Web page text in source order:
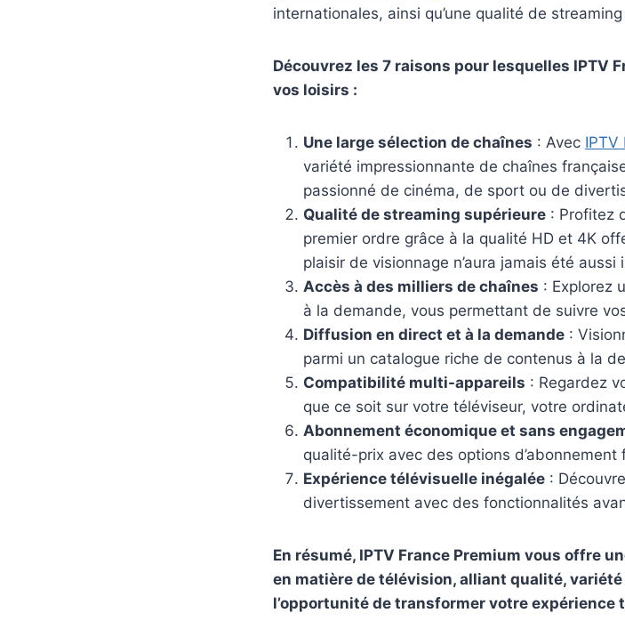
internationales, ainsi qu’une qualité de
Découvrez les 7 raisons pour lesquelles IPTV
vos loisirs :
Une large sélection de chaînes : Avec IPTV
variété impressionnante de chaînes
passionné de cinéma, de sport ou de
Qualité de streaming supérieure : Profitez
premier ordre grâce à la qualité HD et 4K
plaisir de visionnage n’aura jamais été aussi
Accès à des milliers de chaînes : Explorez
à la demande, vous permettant de suivre
Diffusion en direct et à la demande :
parmi un catalogue riche de contenus à la
Compatibilité multi-appareils : Regardez
que ce soit sur votre téléviseur, votre
Abonnement économique et sans
qualité-prix avec des options
Expérience télévisuelle inégalée :
divertissement avec des fonctionnalités
En résumé, IPTV France Premium vous offre
en matière de télévision, alliant qualité,
l’opportunité de transformer votre expérience